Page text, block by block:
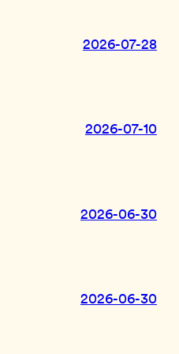
2026-07-28
2026-07-10
2026-06-30
2026-06-30